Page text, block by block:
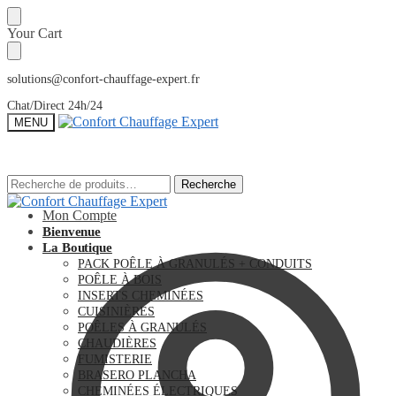
Sauter
à
la
navigation
Skip
to
content
Your Cart
solutions@confort-chauffage-expert.fr
Chat/Direct 24h/24
MENU
Recherche
pour :
Recherche
Mon Compte
Recherche
pour :
Recherche
Bienvenue
La Boutique
PACK POÊLE À GRANULÉS + CONDUITS
POÊLE À BOIS
INSERTS CHEMINÉES
CUISINIÈRES
POÊLES À GRANULÉS
CHAUDIÈRES
FUMISTERIE
BRASERO PLANCHA
CHEMINÉES ÉLECTRIQUES